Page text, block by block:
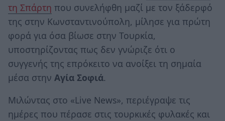
τη Σπάρτη που συνελήφθη μαζί με τον ξάδερφό
της στην Κωνσταντινούπολη, μίλησε για πρώτη
φορά για όσα βίωσε στην Τουρκία,
υποστηρίζοντας πως δεν γνώριζε ότι ο
συγγενής της επρόκειτο να ανοίξει τη σημαία
μέσα στην Αγία Σοφιά.
Μιλώντας στο «Live News», περιέγραψε τις
ημέρες που πέρασε στις τουρκικές φυλακές και